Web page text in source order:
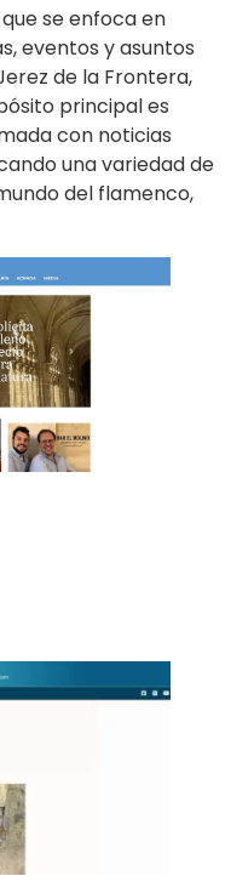
se enfoca en
eventos y asuntos
de la Frontera,
principal es
con noticias
una variedad de
del flamenco,